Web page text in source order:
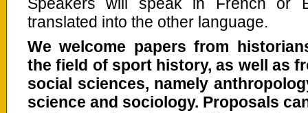
translated into the other language.
We welcome papers from
the field of sport history, as well as
social sciences, namely
science and sociology. Proposals